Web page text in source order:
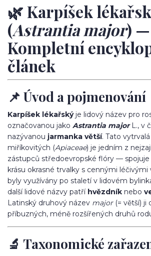
🌿 Karpíšek
(Astrantia major) —
Kompletní
článek
📌 Úvod a pojmenování
Karpíšek lékařskýje lidový název pro
označovanou jako Astrantia majorL., v
nazývanou jarmanka větší. Tato
miříkovitých (Apiaceae) je jedním z
zástupců středoevropské flóry —
krásu okrasné trvalky s cennými léčivými
byly využívány po staletí v lidovém
další lidové názvy patří hvězdník nebo
Latinský druhový název major(= větší) ji
příbuzných, méně rozšířených druhů
🔬 Taxonomické